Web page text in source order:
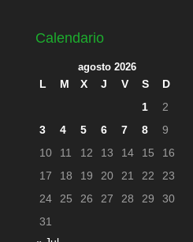
Calendario
agosto 2026
L M X J V S
D
1
2
3
4 5 6 7 8
9
10
11 12 13 14 15
16
17
18 19 20 21 22
23
24
25 26 27 28 29
30
31